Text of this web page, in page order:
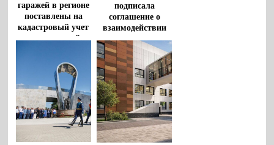
гаражей в регионе
поставлены на
кадастровый учет
по «гаражной
время реализации
закона
подписала
соглашение о
взаимодействии
между
Общественной
палатой РФ и
политическими
партиями